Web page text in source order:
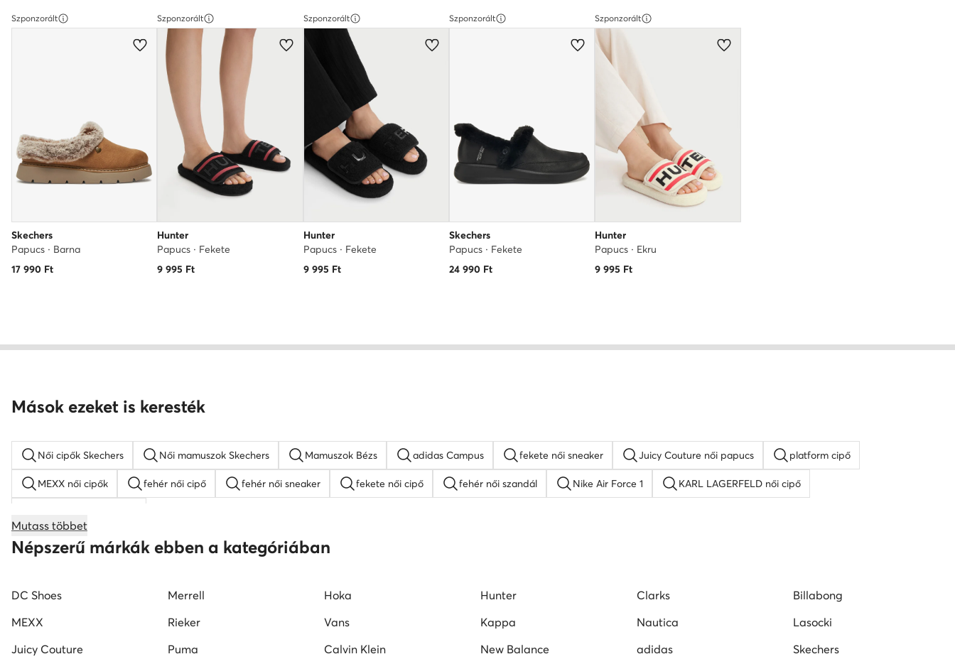
Szponzorált
Skechers
Papucs · Barna
17 990 Ft
Szponzorált
Hunter
Papucs · Fekete
9 995 Ft
Szponzorált
Hunter
Papucs · Fekete
9 995 Ft
Szponzorált
Skechers
Papucs · Fekete
24 990Ft
Szponzorált
Hunter
Papucs · Ekru
9 995 Ft
Mások ezeket is keresték
Női cipők Skechers Női mamuszok Skechers Mamuszok Bézs adidas Campus fekete női sneaker Juicy Couture női papucs platform cipő
MEXX női cipők fehér női cipő fehér női sneaker fekete női cipő fehér női szandál Nike Air Force 1 KARL LAGERFELD női cipő
női magasszárú tornacipők Nine West női cipők
Mutass többet
Népszerű márkák ebben a kategóriában
DC Shoes Merrell Hoka Hunter Clarks
Billabong
MEXX
Rieker Vans Kappa Nautica
Lasocki
Juicy Couture
Puma Calvin Klein New Balance adidas
Skechers